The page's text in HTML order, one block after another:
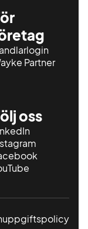
Partner
oss